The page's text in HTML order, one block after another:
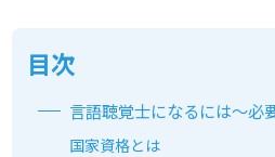
目次
言語聴覚士になるには～必
国家資格とは